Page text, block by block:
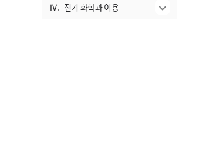
Ⅳ. 전기 화학과 이용